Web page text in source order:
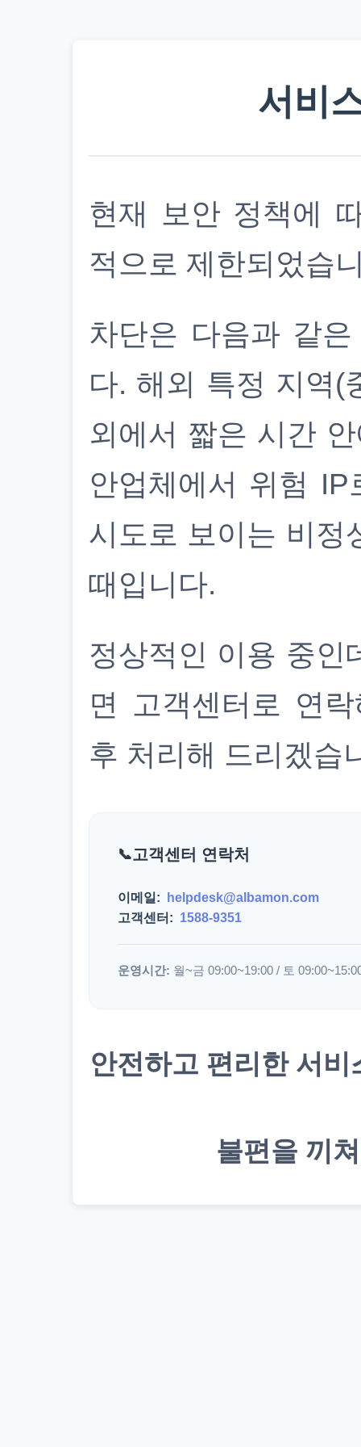
서비
현재 보안 정책에
적으로 제한되었습
차단은 다음과 같
다. 해외 특정 지역(
외에서 짧은 시간
안업체에서 위험
시도로 보이는 비정
때입니다.
정상적인 이용 중인
면 고객센터로 연
후 처리해 드리겠습
고객센터 연락처
이메일:
helpdesk@albamon.com
고객센터: 1588-9351
운영시간: 월~금 09:00~19:00 / 토
안전하고 편리한 서
불편을 끼